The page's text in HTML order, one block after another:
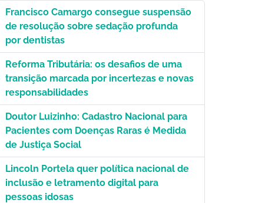
Francisco Camargo consegue suspensão
de resolução sobre sedação profunda
por dentistas
Reforma Tributária: os desafios de uma
transição marcada por incertezas e novas
responsabilidades
Doutor Luizinho: Cadastro Nacional para
Pacientes com Doenças Raras é Medida
de Justiça Social
Lincoln Portela quer política nacional de
inclusão e letramento digital para
pessoas idosas